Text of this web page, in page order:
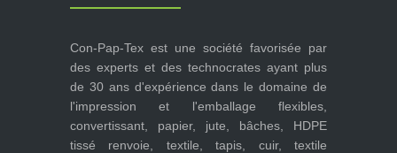
Con-Pap-Tex est une société favorisée par
des experts et des technocrates ayant plus
de 30 ans d'expérience dans le domaine de
l'impression et l'emballage flexibles,
convertissant, papier, jute, bâches, HDPE
tissé renvoie, textile, tapis, cuir, textile